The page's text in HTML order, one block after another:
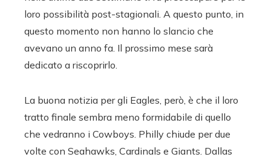
loro possibilità post-stagionali. A questo punto, in
questo momento non hanno lo slancio che
avevano un anno fa. Il prossimo mese sarà
dedicato a riscoprirlo.
La buona notizia per gli Eagles, però, è che il loro
tratto finale sembra meno formidabile di quello
che vedranno i Cowboys. Philly chiude per due
volte con Seahawks, Cardinals e Giants. Dallas